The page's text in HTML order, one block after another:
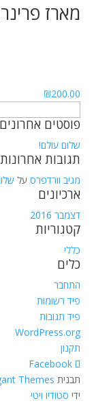
מארז
₪200.00
פוסטים אחרונים
שלום עולם!
תגובות אחרונות
מגיב וורדפרסעל
ארכיונים
דצמבר 2016
קטגוריות
כללי
כלים
התחבר
פיד רשומות
פיד תגובות
WordPress.org
תקנון
תבנית Themes
ידי סטודיו ויטי